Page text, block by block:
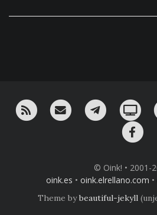
RSS ¡Mándame un email!
¡Nuestro
© Oink! • 2001-
oink.es • oink.elrellano.com •
Theme bybeautiful-jekyll